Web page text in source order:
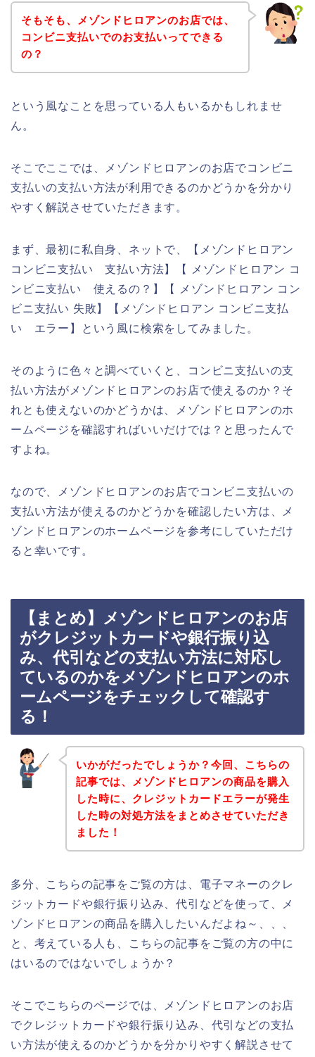
そもそも、メゾンドヒロアンのお店では、
コンビニ支払いでのお支払いってできる
の？
という風なことを思っている人もいるかもしれませ
ん。
そこでここでは、メゾンドヒロアンのお店でコンビニ
支払いの支払い方法が利用できるのかどうかを分かり
やすく解説させていただきます。
まず、最初に私自身、ネットで、【メゾンドヒロアン
コンビニ支払い 支払い方法】【 メゾンドヒロアン コ
ンビニ支払い 使えるの？】【 メゾンドヒロアン コン
ビニ支払い 失敗】【メゾンドヒロアン コンビニ支払
い エラー】という風に検索をしてみました。
そのように色々と調べていくと、コンビニ支払いの支
払い方法がメゾンドヒロアンのお店で使えるのか？そ
れとも使えないのかどうかは、メゾンドヒロアンのホ
ームページを確認すればいいだけでは？と思ったんで
すよね。
なので、メゾンドヒロアンのお店でコンビニ支払いの
支払い方法が使えるのかどうかを確認したい方は、メ
ゾンドヒロアンのホームページを参考にしていただけ
ると幸いです。
【まとめ】メゾンドヒロアンのお店
がクレジットカードや銀行振り込
み、代引などの支払い方法に対応し
ているのかをメゾンドヒロアンのホ
ームページをチェックして確認す
る！
いかがだったでしょうか？今回、こちらの
記事では、メゾンドヒロアンの商品を購入
した時に、クレジットカードエラーが発生
した時の対処方法をまとめさせていただき
ました！
多分、こちらの記事をご覧の方は、電子マネーのクレ
ジットカードや銀行振り込み、代引などを使って、メ
ゾンドヒロアンの商品を購入したいんだよね～、、、
と、考えている人も、こちらの記事をご覧の方の中に
はいるのではないでしょうか？
そこでこちらのページでは、メゾンドヒロアンのお店
でクレジットカードや銀行振り込み、代引などの支払
い方法が使えるのかどうかを分かりやすく解説させて